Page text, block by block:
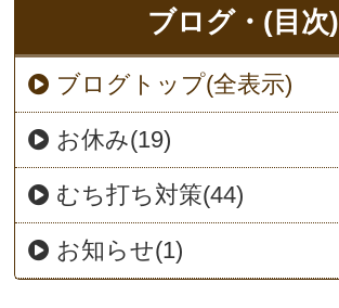
ブログ・(目次)
ブログトップ(全表示)
お休み(19)
むち打ち対策(44)
お知らせ(1)